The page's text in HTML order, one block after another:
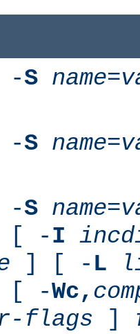
-S name=
-S name=
-S name=
[ -I
] [ - L
[ -Wc,
flags ]